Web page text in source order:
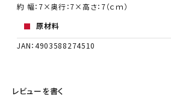
約 幅：7×奥行：7×高さ：7（ｃｍ）
原材料
JAN：4903588274510
レビューを書く